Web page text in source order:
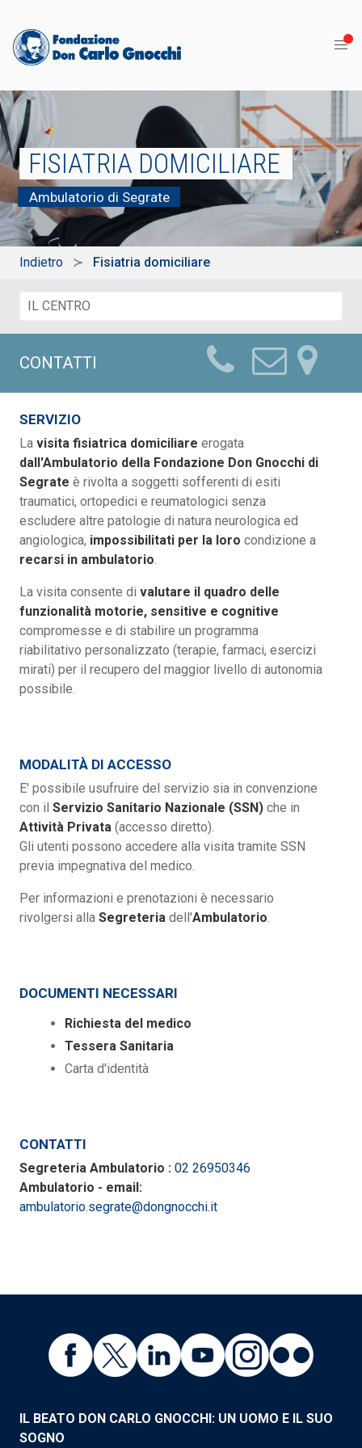
FISIATRIA DOMICILIARE
Ambulatorio di Segrate
Indietro Fisiatria domiciliare
CONTATTI
SERVIZIO
La visita fisiatrica domiciliare erogata
dall'Ambulatorio della Fondazione Don Gnocchi di
Segrate è rivolta a soggetti sofferenti di esiti
traumatici, ortopedici e reumatologici senza
escludere altre patologie di natura neurologica ed
angiologica, impossibilitati per la loro condizione a
recarsi in ambulatorio
La visita consente di valutare il quadro delle
funzionalità motorie, sensitive e cognitive
compromesse e di stabilire un programma
riabilitativo personalizzato (terapie, farmaci, esercizi
mirati) per il recupero del maggior livello di autonomia
possibile.
MODALITÀ DI ACCESSO
E' possibile usufruire del servizio sia in convenzione
con il Servizio Sanitario Nazionale (SSN) che in
Attività Privata (accesso diretto).
Gli utenti possono accedere alla visita tramite SSN
previa impegnativa del medico.
Per informazioni e prenotazioni è necessario
rivolgersi alla Segreteria dell'Ambulatorio
DOCUMENTI NECESSARI
Richiesta del medico
Tessera Sanitaria
Carta d'identità
CONTATTI
Segreteria Ambulatorio : 02 26950346
Ambulatorio - email:
ambulatorio.segrate@dongnocchi.it
IL BEATO DON CARLO GNOCCHI: UN UOMO E IL SUO
SOGNO